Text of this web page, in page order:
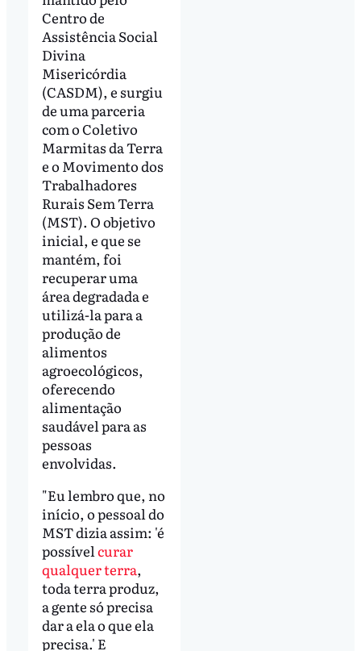
Centro de
Assistência Social
Divina
Misericórdia
(CASDM), e surgiu
de uma parceria
com o Coletivo
Marmitas da Terra
e o Movimento dos
Trabalhadores
Rurais Sem Terra
(MST). O objetivo
inicial, e que se
mantém, foi
recuperar uma
área degradada e
utilizá-la para a
produção de
alimentos
agroecológicos,
oferecendo
alimentação
saudável para as
pessoas
envolvidas.
"Eu lembro que, no
início, o pessoal do
MST dizia assim: 'é
possível curar
qualquer terra,
toda terra produz,
a gente só precisa
dar a ela o que ela
precisa.' E